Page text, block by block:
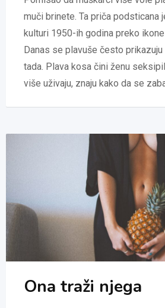
muči brinete. Ta priča podsticana
kulturi 1950-ih godina preko
Danas se plavuše često
tada. Plava kosa čini ženu
više uživaju, znaju kako da se
Ona traži njega